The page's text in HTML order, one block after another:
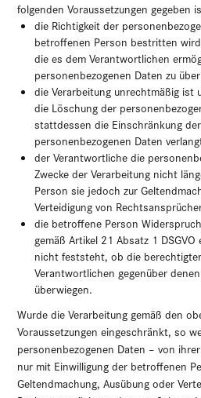
folgenden Voraussetzungen gegeben
die Richtigkeit der
betroffenen Person bestritten
die es dem Verantwortlichen
personenbezogenen Daten zu
die Verarbeitung unrechtmäßig ist
die Löschung der
stattdessen die Einschränkung
personenbezogenen Daten
der Verantwortliche die
Zwecke der Verarbeitung nicht
Person sie jedoch zur
Verteidigung von
die betroffene Person
gemäß Artikel 21 Absatz 1
nicht feststeht, ob die
Verantwortlichen gegenüber
überwiegen.
Wurde die Verarbeitung gemäß den
Voraussetzungen eingeschränkt, so
personenbezogenen Daten – von
nur mit Einwilligung der betroffenen
Geltendmachung, Ausübung oder